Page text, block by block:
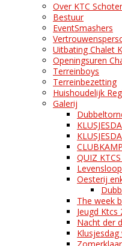
Over KTC
Bestuur
EventSmashers
Uitbating Chalet
Openingsuren
Terreinboys
Terreinbezetting
Huishoudelijk
Galerij
QUIZ
Oesterij
The week
Jeugd Ktcs
Nacht der